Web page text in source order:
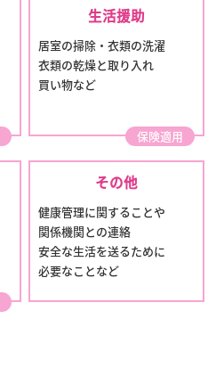
生活援助
居室の掃除・衣類の洗濯
衣類の乾燥と取り入れ
買い物など
保険適用
その他
健康管理に関することや
関係機関との連絡
安全な生活を送るために
必要なことなど